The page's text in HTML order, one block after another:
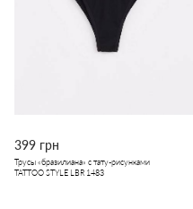
399 грн
Трусы «бразилиана» с тату-рисунками
TATTOO STYLE LBR 1483